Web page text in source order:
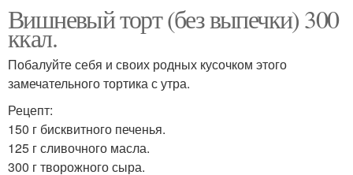
Вишневый торт (без выпечки) 300
ккал.
Побалуйте себя и своих родных кусочком этого
замечательного тортика с утра.
Рецепт:
150 г бисквитного печенья.
125 г сливочного масла.
300 г творожного сыра.